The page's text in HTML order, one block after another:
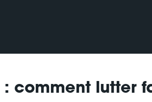
: comment lutter